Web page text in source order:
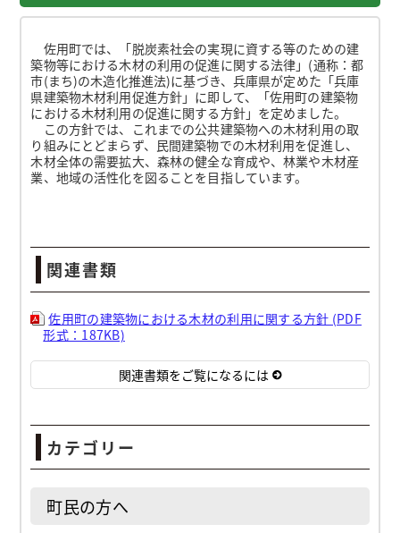
佐用町では、「脱炭素社会の実現に資する等のための建
築物等における木材の利用の促進に関する法律」(通称：都
市(まち)の木造化推進法)に基づき、兵庫県が定めた「兵庫
県建築物木材利用促進方針」に即して、「佐用町の建築物
における木材利用の促進に関する方針」を定めました。
この方針では、これまでの公共建築物への木材利用の取
り組みにとどまらず、民間建築物での木材利用を促進し、
木材全体の需要拡大、森林の健全な育成や、林業や木材産
業、地域の活性化を図ることを目指しています。
関連書類
佐用町の建築物における木材の利用に関する方針 (PDF
形式：187KB)
関連書類をご覧になるには
カテゴリー
町民の方へ